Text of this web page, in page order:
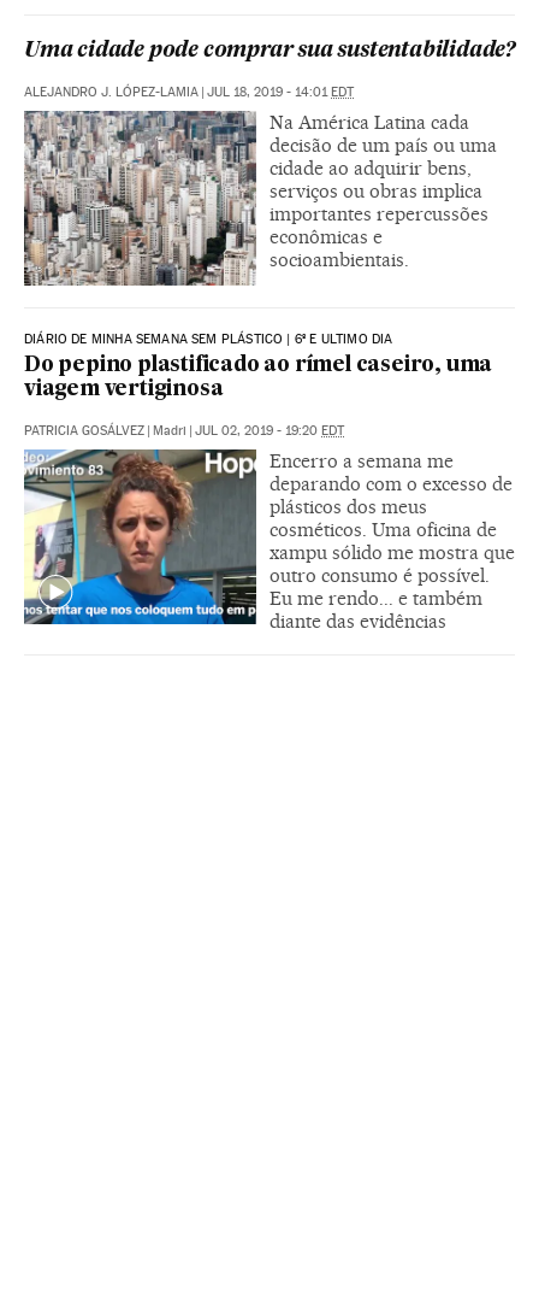
Uma cidade pode comprar sua sustentabilidade?
ALEJANDRO J. LÓPEZ-LAMIA | JUL 18, 2019 - 14:01EDT
Na América Latina cada
decisão de um país ou uma
cidade ao adquirir bens,
serviços ou obras implica
importantes repercussões
econômicas e
socioambientais.
DIÁRIO DE MINHA SEMANA SEM PLÁSTICO | 6º E ULTIMO DIA
Do pepino plastificado ao rímel caseiro, uma
viagem vertiginosa
PATRICIA GOSÁLVEZ | Madri | JUL 02, 2019 - 19:20 EDT
Encerro a semana me
deparando com o excesso de
plásticos dos meus
cosméticos. Uma oficina de
xampu sólido me mostra que
outro consumo é possível.
Eu me rendo... e também
diante das evidências